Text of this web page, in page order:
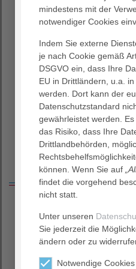
(0551) 48 44 88
(0551) 480 12
Webseite
HNO-Praxis am
Nikolausberger Weg 34,
(0551) 530 66
(0551) 530 67
E-Mail
Ambulante Operationen
Adenotomie (Entfernung
Tonsillotomie
mindestens mit der
notwendiger Cookies
Indem Sie externe
je nach Cookie gemäß
DSGVO ein, dass Ihre
EU in Drittländern, u.a.
werden. Dort kann der
Datenschutzstandard
gewährleistet werden.
das Risiko, dass Ihre
Drittlandbehörden,
können. Wenn Sie auf
findet die vorgehend
nicht statt.
Unter unseren
Sie jederzeit die
ändern oder zu
Notwendige Cookies